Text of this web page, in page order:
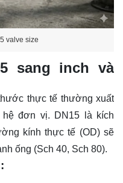
valve size
sang inch và
thực tế thường xuất
đơn vị. DN15 là kích
kính thực tế (OD) sẽ
ống (Sch 40, Sch 80).